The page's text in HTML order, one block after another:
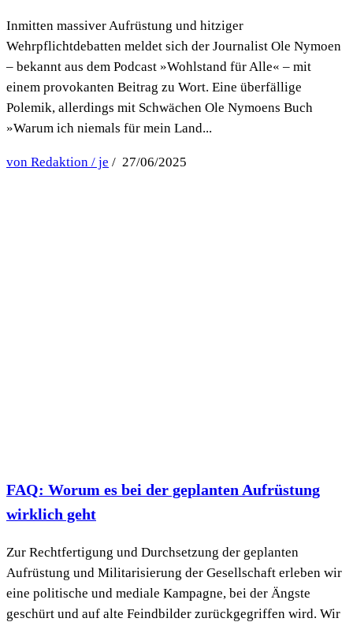
Inmitten massiver Aufrüstung und hitziger
Wehrpflichtdebatten meldet sich der Journalist Ole Nymoen
– bekannt aus dem Podcast »Wohlstand für Alle« – mit
einem provokanten Beitrag zu Wort. Eine überfällige
Polemik, allerdings mit Schwächen Ole Nymoens Buch
»Warum ich niemals für mein Land...
von Redaktion / je / 27/06/2025
FAQ: Worum es bei der geplanten Aufrüstung
wirklich geht
Zur Rechtfertigung und Durchsetzung der geplanten
Aufrüstung und Militarisierung der Gesellschaft erleben wir
eine politische und mediale Kampagne, bei der Ängste
geschürt und auf alte Feindbilder zurückgegriffen wird. Wir